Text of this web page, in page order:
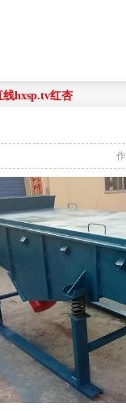
线hxsp.tv红杏